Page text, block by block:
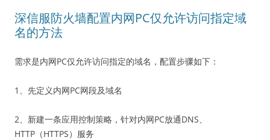
深信服防火墙配置内网PC仅允许访问指定域
名的方法
需求是内网PC仅允许访问指定的域名，配置步骤如下：
1、先定义内网PC网段及域名
2、新建一条应用控制策略，针对内网PC放通DNS、
HTTP（HTTPS）服务